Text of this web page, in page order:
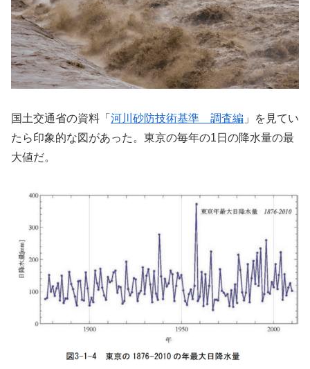
国土交通省の資料「 河川砂防技術基準 調査編 」を見てい
たら印象的な図があった。東京の毎年の1日の降水量の最
大値だ。